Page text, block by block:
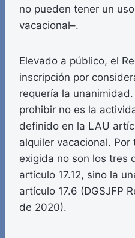
no pueden tener un
vacacional–.
Elevado a público, el
inscripción por
requería la
prohibir no es la
definido en la LAU
alquiler vacacional. Por
exigida no son los tres
artículo 17.12, sino la
artículo 17.6 (DGSJFP
de 2020).